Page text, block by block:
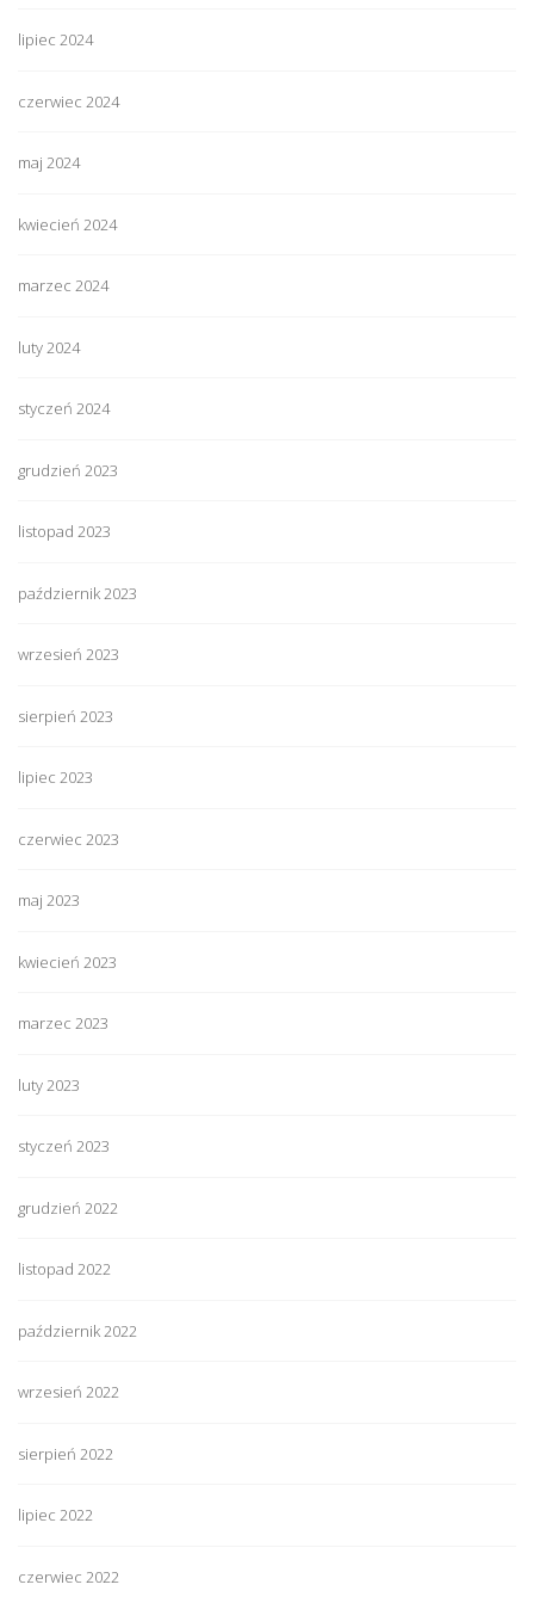
lipiec 2024
czerwiec 2024
maj 2024
kwiecień 2024
marzec 2024
luty 2024
styczeń 2024
grudzień 2023
listopad 2023
październik 2023
wrzesień 2023
sierpień 2023
lipiec 2023
czerwiec 2023
maj 2023
kwiecień 2023
marzec 2023
luty 2023
styczeń 2023
grudzień 2022
listopad 2022
październik 2022
wrzesień 2022
sierpień 2022
lipiec 2022
czerwiec 2022